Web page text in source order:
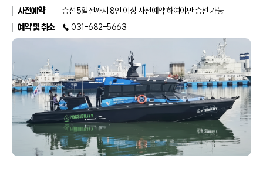
사전예약 승선 5일전까지 8인 이상 사전예약 하여야만 승선 가능
예약 및 취소 ☎ 031-682-5663